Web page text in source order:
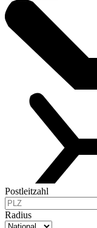
Postleitzahl
Radius